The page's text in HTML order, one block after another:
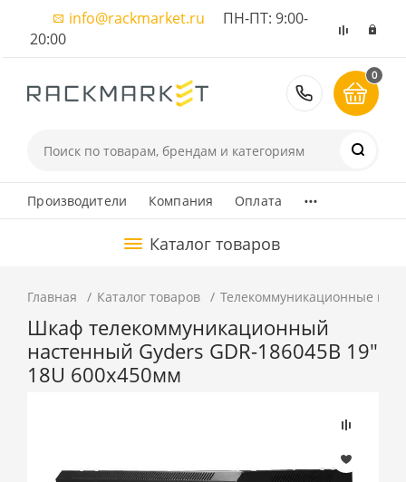
info@rackmarket.ru ПН-ПТ: 9:00-
20:00
8 (495)
0
Производители Компания Оплата ...
Каталог товаров
Главная Каталог товаров Телекоммуникационные
Шкаф телекоммуникационный
настенный Gyders GDR-186045B 19"
18U 600x450мм